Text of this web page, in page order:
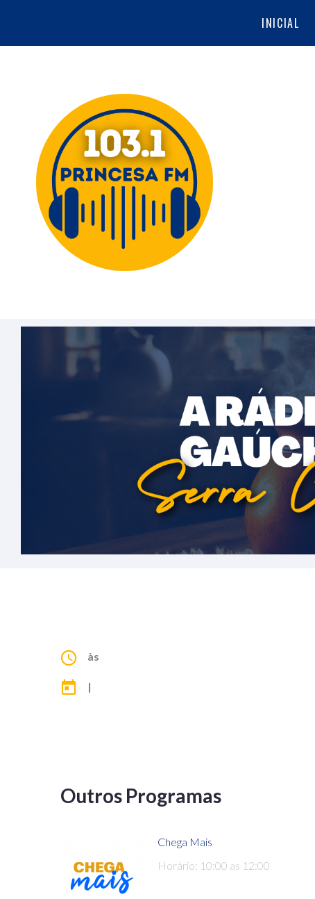
INICIAL
às
|
Outros Programas
Chega Mais
Horário: 10:00 as 12:00